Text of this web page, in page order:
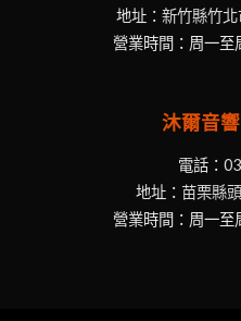
地址： 新竹縣竹
營業時間：周一至
沐爾音
電話：
地址： 苗栗縣
營業時間：周一至